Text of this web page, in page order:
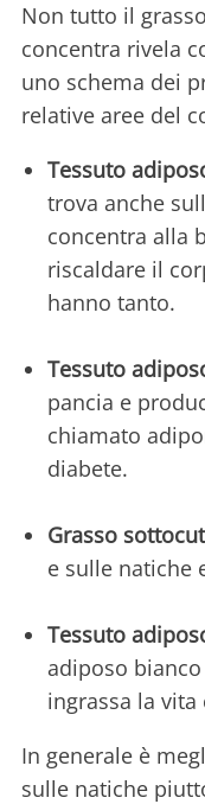
Non tutto il
concentra rivela
uno schema dei
relative aree del
Tessuto
trova anche
concentra alla
riscaldare il
hanno tanto.
Tessuto
pancia e
chiamato
diabete.
Grasso
e sulle natiche
Tessuto
adiposo
ingrassa la
In generale è
sulle natiche